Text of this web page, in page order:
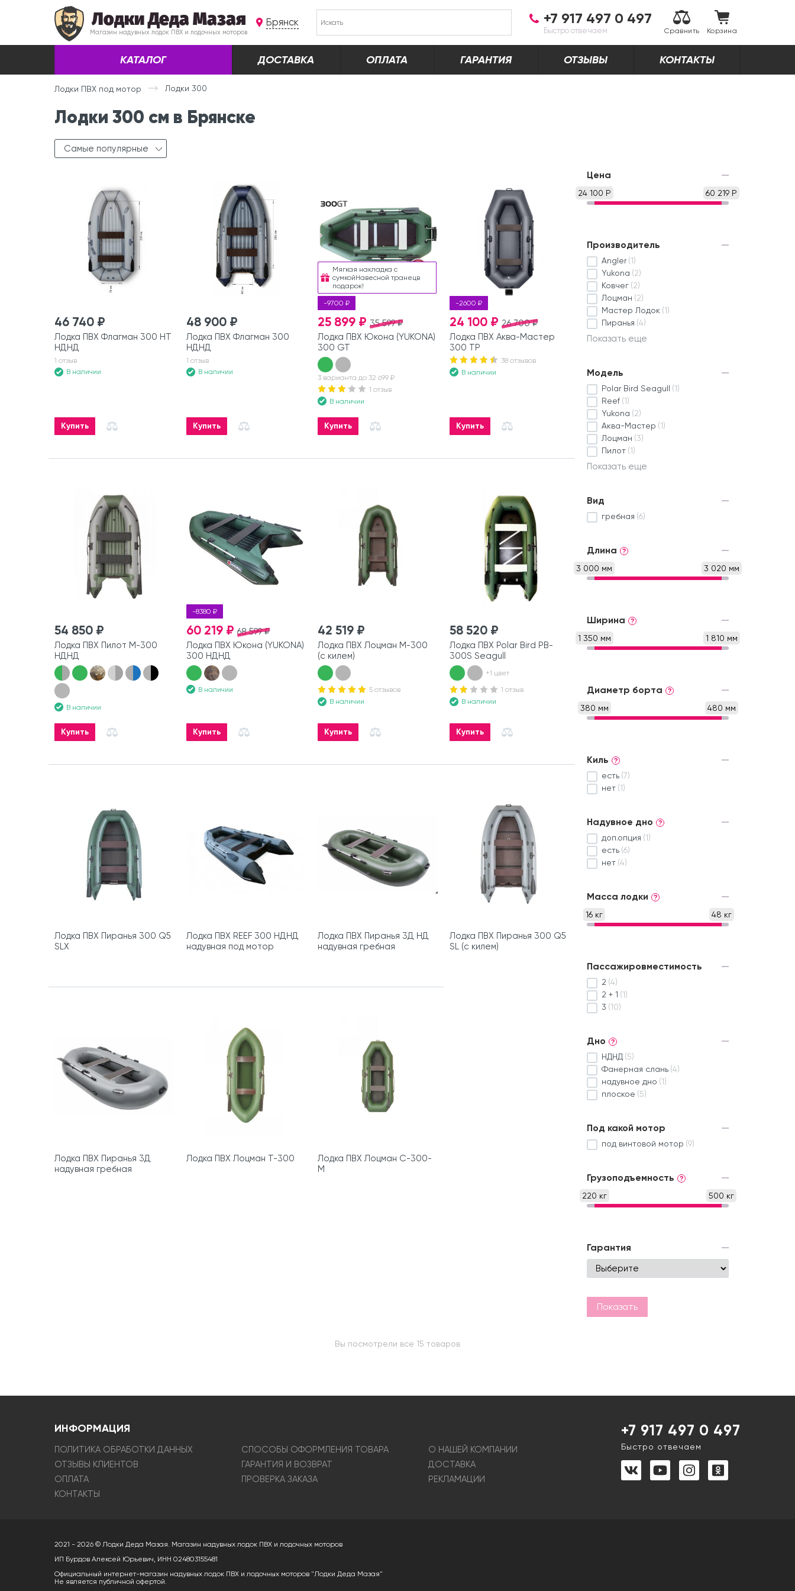
Лодки Деда Мазая
Магазин надувных лодок ПВХ и лодочных моторов
Брянск +7 917 497 0 497
Быстро отвечаем Сравнить Корзина
КАТАЛОГ ДОСТАВКА ОПЛАТА ГАРАНТИЯ ОТЗЫВЫ КОНТАКТЫ
Лодки ПВХ под мотор Лодки 300
Лодки 300 см в Брянске
Самые популярные
46 740 ₽
Лодка ПВХ Флагман 300 HT
НДНД
1 отзыв
В наличии
Купить
48 900 ₽
Лодка ПВХ Флагман 300
НДНД
1 отзыв
В наличии
Купить
Мягкая накладка с
сумкойНавесной транецв
подарок!
-9700 ₽
35 599 ₽
25 899 ₽
Лодка ПВХ Юкона (YUKONA)
300 GT
3 варианта до 32 699 ₽
1 отзыв
В наличии
Купить
-2600 ₽
26 700 ₽
24 100 ₽
Лодка ПВХ Аква-Мастер
300 ТР
38 отзывов
В наличии
Купить
54 850 ₽
Лодка ПВХ Пилот М-300
НДНД
В наличии
Купить
-8380 ₽
68 599 ₽
60 219 ₽
Лодка ПВХ Юкона (YUKONA)
300 НДНД
В наличии
Купить
42 519 ₽
Лодка ПВХ Лоцман М-300
(с килем)
5 отзывов
В наличии
Купить
58 520 ₽
Лодка ПВХ Polar Bird PB-
300S Seagull
+1 цвет
1 отзыв
В наличии
Купить
Лодка ПВХ Пиранья 300 Q5
SLХ
Лодка ПВХ REEF 300 НДНД
надувная под мотор
Лодка ПВХ Пиранья 3Д НД
надувная гребная
Лодка ПВХ Пиранья 300 Q5
SL (с килем)
Лодка ПВХ Пиранья 3Д
надувная гребная
Лодка ПВХ Лоцман Т-300
Лодка ПВХ Лоцман С-300-
М
Цена
24 100 Р 60 219 Р
Производитель
Angler (1)
Yukona (2)
Ковчег (2)
Лоцман (2)
Мастер Лодок (1)
Пиранья (4)
Показать еще
Модель
Polar Bird Seagull (1)
Reef (1)
Yukona (2)
Аква-Мастер (1)
Лоцман (3)
Пилот (1)
Показать еще
Вид
гребная (6)
Длина ?
3 000 мм 3 020 мм
Ширина ?
1 350 мм 1 810 мм
Диаметр борта ?
380 мм 480 мм
Киль ?
есть (7)
нет (1)
Надувное дно ?
доп.опция (1)
есть (6)
нет (4)
Масса лодки ?
16 кг 48 кг
Пассажировместимость
2 (4)
2 + 1 (1)
3 (10)
Дно ?
НДНД (5)
Фанерная слань (4)
надувное дно (1)
плоское (5)
Под какой мотор
под винтовой мотор (9)
Грузоподъемность ?
220 кг 500 кг
Гарантия
Показать
Вы посмотрели все 15 товаров
ИНФОРМАЦИЯ
ПОЛИТИКА ОБРАБОТКИ ДАННЫХ СПОСОБЫ ОФОРМЛЕНИЯ ТОВАРА
О НАШЕЙ КОМПАНИИ
ОТЗЫВЫ КЛИЕНТОВ
ГАРАНТИЯ И ВОЗВРАТ
ДОСТАВКА
ОПЛАТА
ПРОВЕРКА ЗАКАЗА
РЕКЛАМАЦИИ
КОНТАКТЫ
+7 917 497 0 497
Быстро отвечаем
2021 - 2026 © Лодки Деда Мазая. Магазин надувных лодок ПВХ и лодочных моторов
ИП Бурдов Алексей Юрьевич, ИНН 024803155481
Официальный интернет-магазин надувных лодок ПВХ и лодочных моторов "Лодки Деда Мазая"
Не является публичной офертой.